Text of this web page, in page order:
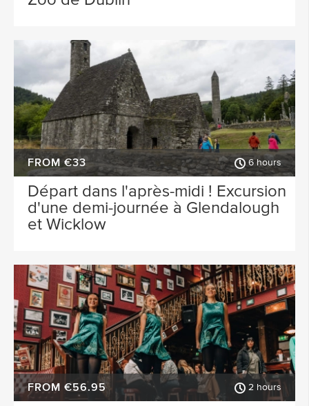
FROM €33 6 hours
Départ dans l'après-midi ! Excursion
d'une demi-journée à Glendalough
et Wicklow
FROM €56.95 2 hours